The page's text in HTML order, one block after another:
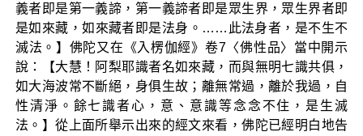
義者即是第一義諦，第一義諦者即是眾生界，眾生界者即
是如來藏，如來藏者即是法身。……此法身者，是不生不
滅法。】佛陀又在《入楞伽經》卷7〈佛性品〉當中開示
說：【大慧！阿梨耶識者名如來藏，而與無明七識共俱，
如大海波常不斷絕，身俱生故；離無常過，離於我過，自
性清淨。餘七識者心，意、意識等念念不住，是生滅
法。】從上面所舉示出來的經文來看，佛陀已經明白地告